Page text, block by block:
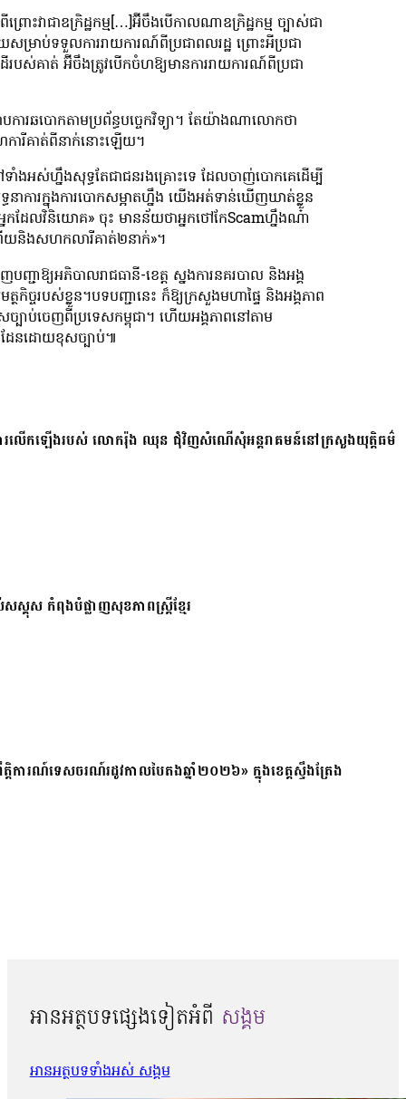
ោះវាជាឧក្រិដ្ឋកម្ម[…]អ៊ីចឹងបើកាលណាឧក្រិដ្ឋកម្ម ច្បាស់ជា
សម្រាប់ទទួលការរាយការណ៍ពីប្រជាពលរដ្ឋ ព្រោះអីប្រជា
ដីរបស់គាត់ អ៊ីចឹងត្រូវបើកចំហឱ្យមានការរាយការណ៍ពីប្រជា
រឆបោកតាមប្រព័ន្ធបច្ចេកវិទ្យា។ តែយ៉ាងណាលោកថា
ារីគាត់ពីនាក់នោះឡើយ។
អស់ហ្នឹងសុទ្ធតែជាជនរងគ្រោះទេ ដែលចាញ់បោកគេដើម្បី
ធនាការក្នុងការបោកសម្អាតហ្នឹង យើងអត់ទាន់ឃើញឃាត់ខ្លួន
កដែលវិនិយោគ» ចុះ មានន័យថាអ្នកថៅកែScamហ្នឹងណ៎ា
យនិងសហកលារីគាត់២នាក់»។
ជាឱ្យអភិបាលរាជធានី-ខេត្ត ស្នងការនគរបាល និងអង្គ
កិច្ចរបស់ខ្លួន។បទបញ្ជានេះ ក៏ឱ្យក្រសួងមហាផ្ទៃ និងអង្គភាព
បាប់ចេញពីប្រទេសកម្ពុជា។ ហើយអង្គភាពនៅតាម
ដែនដោយខុសច្បាប់៕
រលើកឡើងរបស់ លោករ៉ុង ឈុន ជុំវិញសំណើសុំអន្តរាគមន៍នៅក្រសួងយុត្តិធម៌
គុស កំពុងបំផ្លាញសុខភាពស្ត្រីខ្មែរ
ារណ៍ទេសចរណ៍រដូវកាលបៃតងឆ្នាំ២០២៦» ក្នុងខេត្តស្ទឹងត្រែង
អានអត្ថបទផ្សេងទៀតអំពី សង្គម
អានអត្ថបទទាំងអស់ សង្គម